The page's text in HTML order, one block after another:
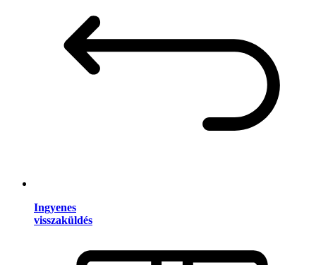
Ingyenes
visszaküldés